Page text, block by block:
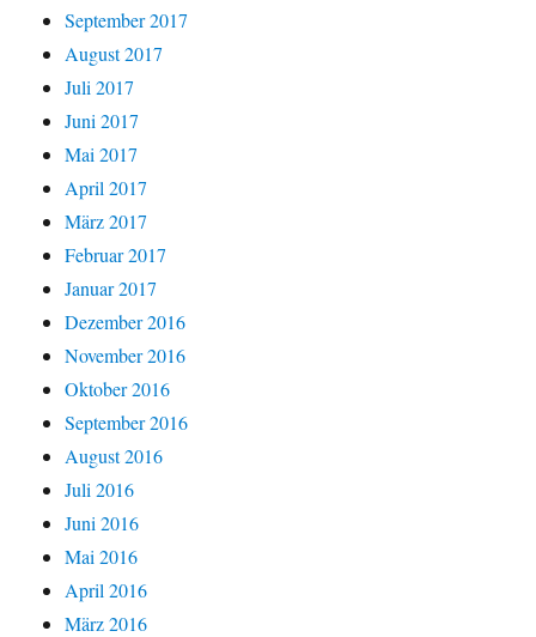
September 2017
August 2017
Juli 2017
Juni 2017
Mai 2017
April 2017
März 2017
Februar 2017
Januar 2017
Dezember 2016
November 2016
Oktober 2016
September 2016
August 2016
Juli 2016
Juni 2016
Mai 2016
April 2016
März 2016